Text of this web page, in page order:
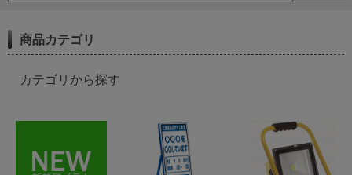
商品カテゴリ
カテゴリから探す